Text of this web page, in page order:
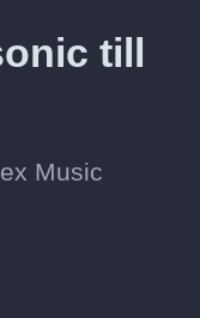
till
Music